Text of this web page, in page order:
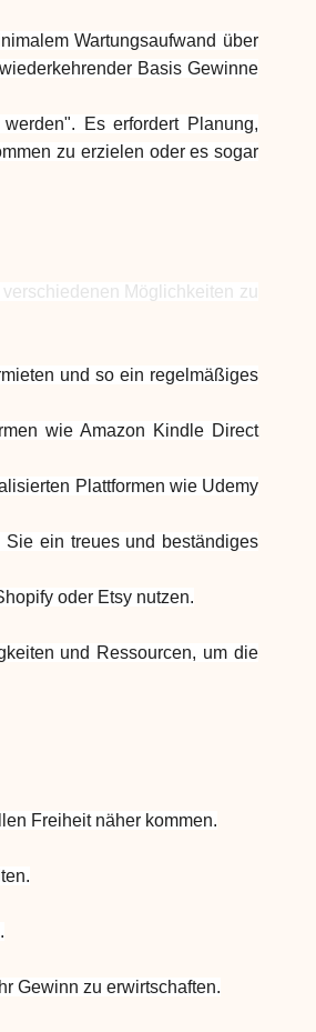
Sie uns
+372 712 2955
Wartungsaufwand über
Basis Gewinne
Es erfordert Planung,
zu erzielen oder es sogar
Möglichkeiten zu
und so ein regelmäßiges
wie Amazon Kindle Direct
Plattformen wie Udemy
Sie ein treues und beständiges
oder Etsy nutzen.
und Ressourcen, um die
Freiheit näher kommen.
Gewinn zu erwirtschaften.